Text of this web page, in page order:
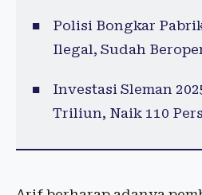
Polisi Bongkar
Ilegal, Sudah
Investasi Sleman
Triliun, Naik 110